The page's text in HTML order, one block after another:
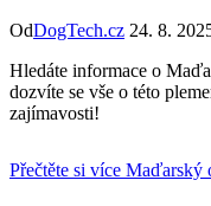
OdDogTech.cz 24. 8.
Hledáte informace o
dozvíte se vše o této
zajímavosti!
Přečtěte si více Maďarský